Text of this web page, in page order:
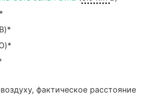
фактическое расстояние